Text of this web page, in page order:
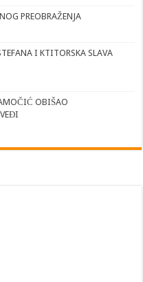
PREOBRAŽENJA
I KTITORSKA SLAVA
OBIŠAO